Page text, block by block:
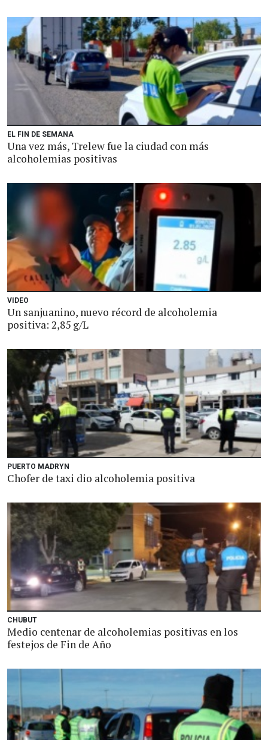
EL FIN DE SEMANA
Una vez más, Trelew fue la ciudad con más
alcoholemias positivas
VIDEO
Un sanjuanino, nuevo récord de alcoholemia
positiva: 2,85 g/L
PUERTO MADRYN
Chofer de taxi dio alcoholemia positiva
CHUBUT
Medio centenar de alcoholemias positivas en los
festejos de Fin de Año